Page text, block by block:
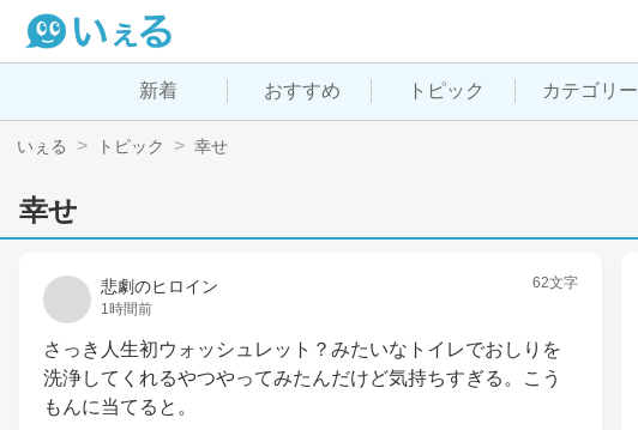
新着 おすすめ トピック カテゴリー
いぇる トピック 幸せ
幸せ
悲劇のヒロイン
1時間前
62文字
さっき人生初ウォッシュレット？みたいなトイレでおしりを
洗浄してくれるやつやってみたんだけど気持ちすぎる。こう
もんに当てると。